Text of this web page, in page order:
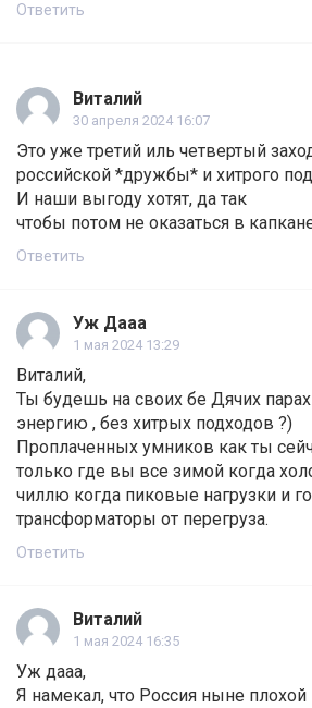
Ответить
Виталий
30 апреля 2024 16:07
Это уже третий иль четвертый
российской *дружбы* и хитрого
И наши выгоду хотят, да так
чтобы потом не оказаться в
Ответить
Уж Дааа
1 мая 2024 13:29
Виталий,
Ты будешь на своих бе Дячих
энергию , без хитрых подходов ?)
Проплаченных умников как ты
только где вы все зимой когда
чиллю когда пиковые нагрузки и
трансформаторы от перегруза.
Ответить
Виталий
1 мая 2024 16:35
Уж дааа,
Я намекал, что Россия ныне плохой